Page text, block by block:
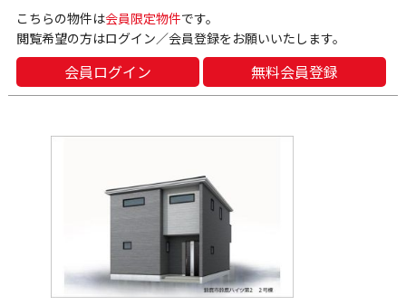
こちらの物件は会員限定物件です。
閲覧希望の方はログイン／会員登録をお願いいたします。
会員ログイン 無料会員登録